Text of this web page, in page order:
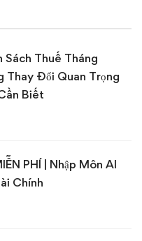
Sách Thuế Tháng
Thay Đổi Quan Trọng
Biết
PHÍ | Nhập Môn AI
Chính